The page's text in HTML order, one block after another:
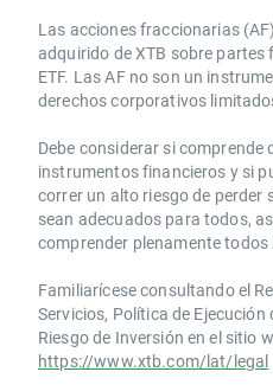
Las acciones fraccionarias
adquirido de XTB sobre
ETF. Las AF no son un
derechos corporativos
Debe considerar si
instrumentos financieros y si
correr un alto riesgo de perder
sean adecuados para todos,
comprender plenamente todos
Familiarícese consultando el
Servicios, Política de
Riesgo de Inversión en el sitio
https://www.xtb.com/lat/legal